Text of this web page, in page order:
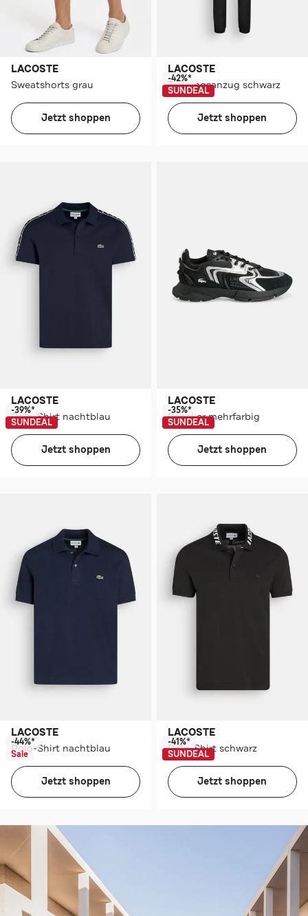
LACOSTE
Sweatshorts grau
Jetzt shoppen
LACOSTE
Trainingsanzug schwarz
-42%*
SUNDEAL
Jetzt shoppen
LACOSTE
Polo-Shirt nachtblau
-39%*
SUNDEAL
Jetzt shoppen
LACOSTE
Sneaker mehrfarbig
-35%*
SUNDEAL
Jetzt shoppen
LACOSTE
Polo-Shirt nachtblau
-44%*
Sale
Jetzt shoppen
LACOSTE
Polo-Shirt schwarz
-41%*
SUNDEAL
Jetzt shoppen